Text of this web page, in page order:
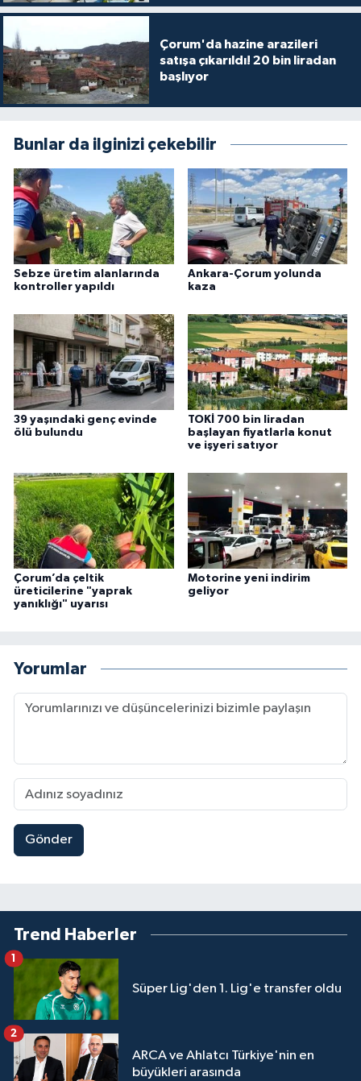
Çorum'da hazine arazileri
satışa çıkarıldı! 20 bin liradan
başlıyor
Bunlar da ilginizi çekebilir
Sebze üretim alanlarında
kontroller yapıldı
Ankara-Çorum yolunda
kaza
39 yaşındaki genç evinde
ölü bulundu
TOKİ 700 bin liradan
başlayan fiyatlarla konut
ve işyeri satıyor
Çorum’da çeltik
üreticilerine "yaprak
yanıklığı" uyarısı
Motorine yeni indirim
geliyor
Yorumlar
Gönder
Trend Haberler
Süper Lig'den 1. Lig'e transfer oldu
1
ARCA ve Ahlatcı Türkiye'nin en
büyükleri arasında
2